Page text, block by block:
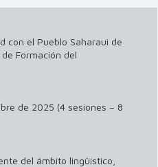
con el Pueblo Saharaui de
Formación del
de 2025 (4 sesiones – 8
del ámbito lingüístico,